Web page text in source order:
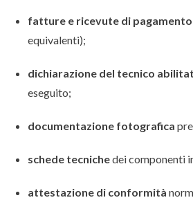
fatture e ricevute di pagamento
equivalenti);
dichiarazione del tecnico
eseguito;
documentazione fotografica
schede tecnichedei componenti
attestazione di conformità